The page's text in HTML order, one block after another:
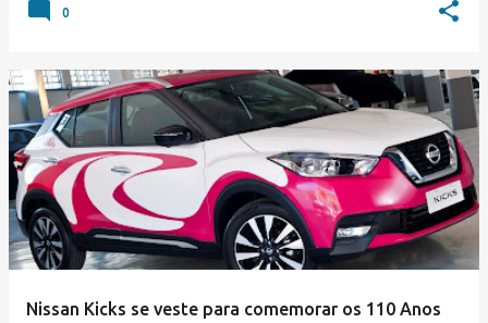
0
Nissan Kicks se veste para comemorar os 110 Anos